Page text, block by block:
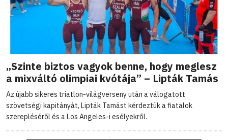
„Szinte biztos vagyok benne, hogy meglesz
a mixváltó olimpiai kvótája” – Lipták Tamás
Az újabb sikeres triatlon-világverseny után a válogatott
szövetségi kapitányát, Lipták Tamást kérdeztük a fiatalok
szerepléséről és a Los Angeles-i esélyekről.